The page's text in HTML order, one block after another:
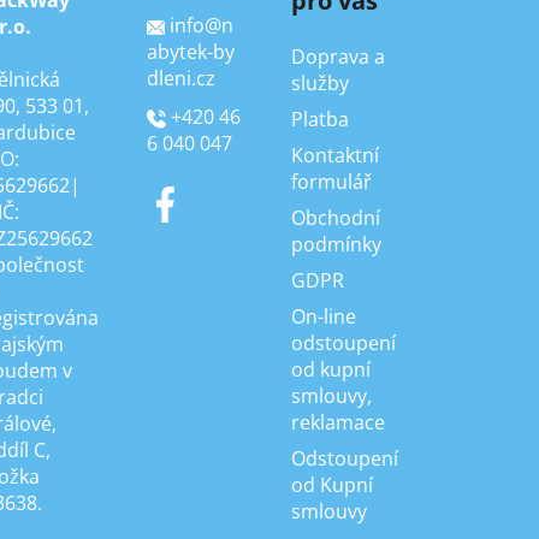
533 01,
v
C,
info@n
abytek-by
dleni.cz
+420 46
6 040 047
Doprava a
služby
Platba
Kontaktní
formulář
Obchodní
podmínky
GDPR
On-line
odstoupení
od kupní
smlouvy,
reklamace
Odstoupení
od Kupní
smlouvy